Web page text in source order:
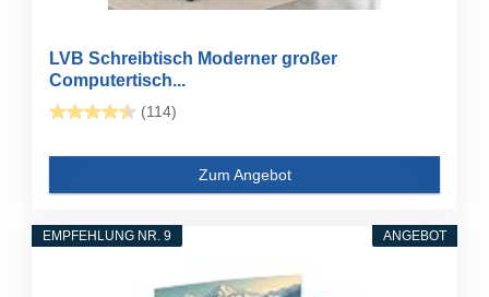
LVB Schreibtisch Moderner großer
Computertisch...
(114)
Zum Angebot
ANGEBOT
EMPFEHLUNG NR. 9